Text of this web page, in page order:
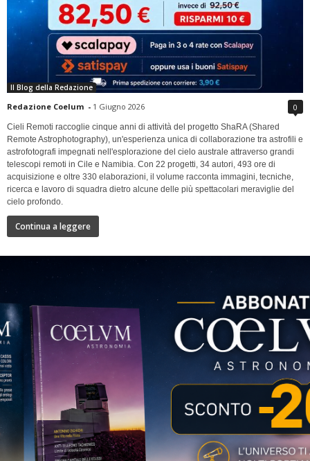
Il Blog della Redazione
Redazione Coelum - 1 Giugno 2026 0
Cieli Remoti raccoglie cinque anni di attività del progetto ShaRA (Shared
Remote Astrophotography), un'esperienza unica di collaborazione tra astrofili e
astrofotografi impegnati nell'esplorazione del cielo australe attraverso grandi
telescopi remoti in Cile e Namibia. Con 22 progetti, 34 autori, 493 ore di
acquisizione e oltre 330 elaborazioni, il volume racconta immagini, tecniche,
ricerca e lavoro di squadra dietro alcune delle più spettacolari meraviglie del
cielo profondo.
Continua a leggere